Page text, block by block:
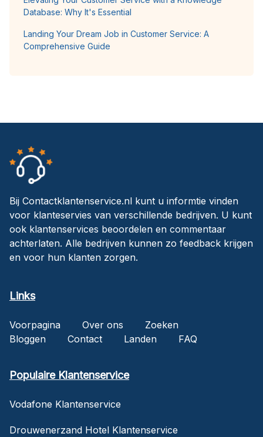
Database: Why It's Essential
Landing Your Dream Job in Customer Service: A
Comprehensive Guide
Bij Contactklantenservice.nl kunt u informtie vinden
voor klanteservies van verschillende bedrijven. U kunt
ook klantenservices beoordelen en commentaar
achterlaten. Alle bedrijven kunnen zo feedback krijgen
en voor hun klanten zorgen.
Links
Voorpagina Over ons
Zoeken
Bloggen
Contact Landen FAQ
Populaire Klantenservice
Vodafone Klantenservice
Drouwenerzand Hotel Klantenservice